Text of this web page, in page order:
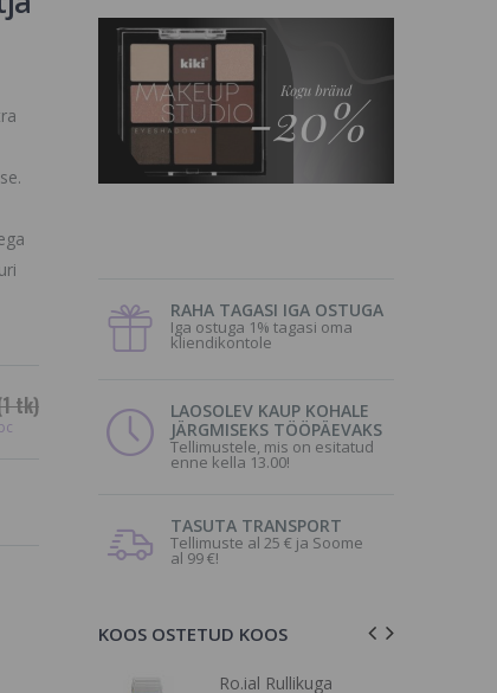
tk)
RAHA TAGASI IGA OSTUGA
Iga ostuga 1% tagasi oma
kliendikontole
LAOSOLEV KAUP KOHALE
JÄRGMISEKS TÖÖPÄEVAKS
Tellimustele, mis on esitatud
enne kella 13.00!
TASUTA TRANSPORT
Tellimuste al 25 € ja Soome
al 99 €!
KOOS OSTETUD KOOS
Ro.ial Rullikuga